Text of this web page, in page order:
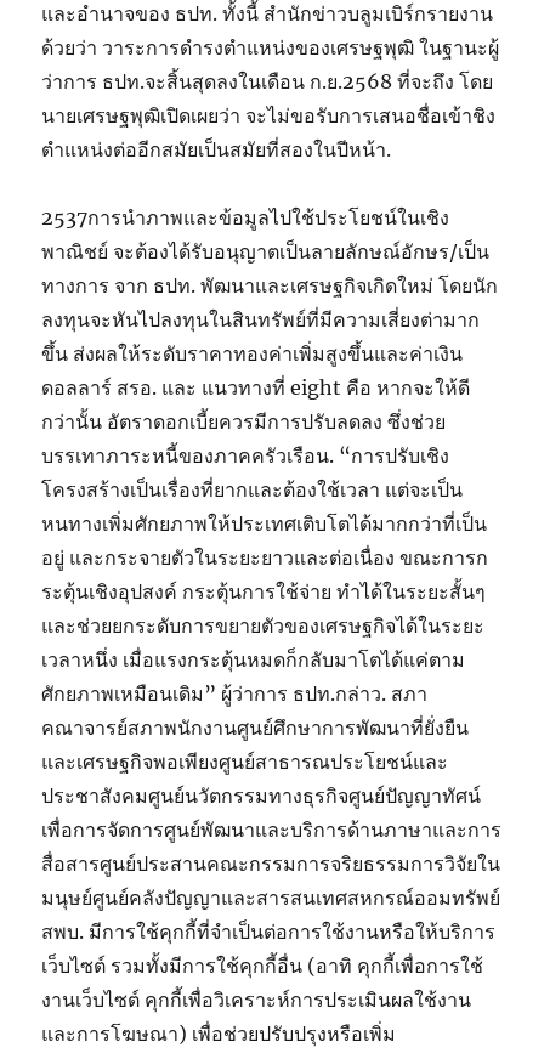
และอำนาจของ ธปท. ทั้งนี้ สำนักข่าวบลูมเบิร์กรายงาน
ด้วยว่า วาระการดำรงตำแหน่งของเศรษฐพุฒิ ในฐานะผู้
ว่าการ ธปท.จะสิ้นสุดลงในเดือน ก.ย.2568 ที่จะถึง โดย
นายเศรษฐพุฒิเปิดเผยว่า จะไม่ขอรับการเสนอชื่อเข้าชิง
ตำแหน่งต่ออีกสมัยเป็นสมัยที่สองในปีหน้า.
2537การนำภาพและข้อมูลไปใช้ประโยชน์ในเชิง
พาณิชย์ จะต้องได้รับอนุญาตเป็นลายลักษณ์อักษร/เป็น
ทางการ จาก ธปท. พัฒนาและเศรษฐกิจเกิดใหม่ โดยนัก
ลงทุนจะหันไปลงทุนในสินทรัพย์ที่มีความเสี่ยงต่ามาก
ขึ้น ส่งผลให้ระดับราคาทองค่าเพิ่มสูงขึ้นและค่าเงิน
ดอลลาร์ สรอ. และ แนวทางที่ eight คือ หากจะให้ดี
กว่านั้น อัตราดอกเบี้ยควรมีการปรับลดลง ซึ่งช่วย
บรรเทาภาระหนี้ของภาคครัวเรือน. “การปรับเชิง
โครงสร้างเป็นเรื่องที่ยากและต้องใช้เวลา แต่จะเป็น
หนทางเพิ่มศักยภาพให้ประเทศเติบโตได้มากกว่าที่เป็น
อยู่ และกระจายตัวในระยะยาวและต่อเนื่อง ขณะการก
ระตุ้นเชิงอุปสงค์ กระตุ้นการใช้จ่าย ทำได้ในระยะสั้นๆ
และช่วยยกระดับการขยายตัวของเศรษฐกิจได้ในระยะ
เวลาหนึ่ง เมื่อแรงกระตุ้นหมดก็กลับมาโตได้แค่ตาม
ศักยภาพเหมือนเดิม” ผู้ว่าการ ธปท.กล่าว. สภา
คณาจารย์สภาพนักงานศูนย์ศึกษาการพัฒนาที่ยั่งยืน
และเศรษฐกิจพอเพียงศูนย์สาธารณประโยชน์และ
ประชาสังคมศูนย์นวัตกรรมทางธุรกิจศูนย์ปัญญาทัศน์
เพื่อการจัดการศูนย์พัฒนาและบริการด้านภาษาและการ
สื่อสารศูนย์ประสานคณะกรรมการจริยธรรมการวิจัยใน
มนุษย์ศูนย์คลังปัญญาและสารสนเทศสหกรณ์ออมทรัพย์
สพบ. มีการใช้คุกกี้ที่จำเป็นต่อการใช้งานหรือให้บริการ
เว็บไซต์ รวมทั้งมีการใช้คุกกี้อื่น (อาทิ คุกกี้เพื่อการใช้
งานเว็บไซต์ คุกกี้เพื่อวิเคราะห์การประเมินผลใช้งาน
และการโฆษณา) เพื่อช่วยปรับปรุงหรือเพิ่ม